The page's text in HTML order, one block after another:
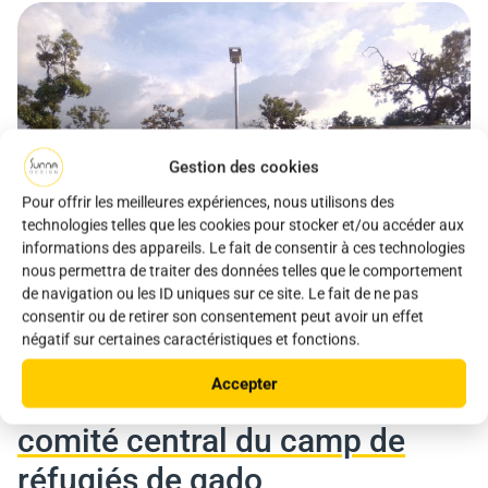
Gestion des cookies
Pour offrir les meilleures expériences, nous utilisons des
technologies telles que les cookies pour stocker et/ou accéder aux
informations des appareils. Le fait de consentir à ces technologies
nous permettra de traiter des données telles que le comportement
de navigation ou les ID uniques sur ce site. Le fait de ne pas
consentir ou de retirer son consentement peut avoir un effet
négatif sur certaines caractéristiques et fonctions.
Accepter
Témoignage du président du
comité central du camp de
réfugiés de gado